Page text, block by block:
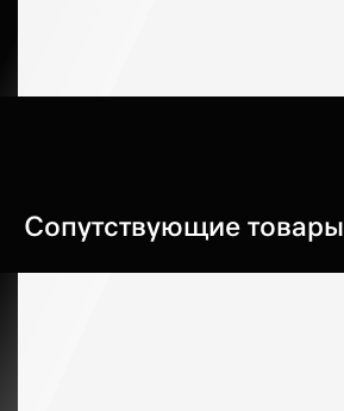
Сопутствующие товары